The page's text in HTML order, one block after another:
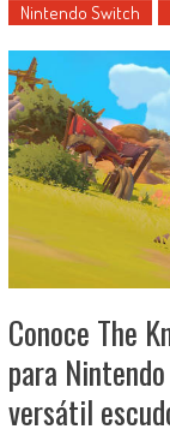
Nintendo Switch
Conoce The
para
versátil